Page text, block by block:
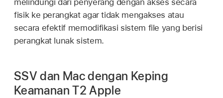
fisik ke perangkat agar tidak mengakses atau
secara efektif memodifikasi sistem file yang berisi
perangkat lunak sistem.
SSV dan Mac dengan Keping
Keamanan T2 Apple